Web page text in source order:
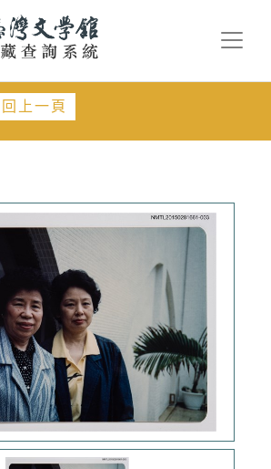
回上一頁